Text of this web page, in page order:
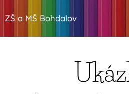
ZŠ a MŠ Bohdalov